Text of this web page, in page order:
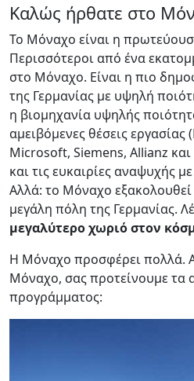
Καλώς ήρθατε στο
Το Μόναχο είναι η
Περισσότεροι από ένα
στο Μόναχο. Είναι η πιο
της Γερμανίας με υψηλή
η βιομηχανία υψηλής
αμειβόμενες θέσεις εργασίας
Microsoft, Siemens, Allianz
και τις ευκαιρίες αναψυχής
Αλλά: το Μόναχο
μεγάλη πόλη της Γερμανίας.
μεγαλύτερο χωριό στον
Η Μόναχο προσφέρει πολλά.
Μόναχο, σας προτείνουμε τα
προγράμματος: